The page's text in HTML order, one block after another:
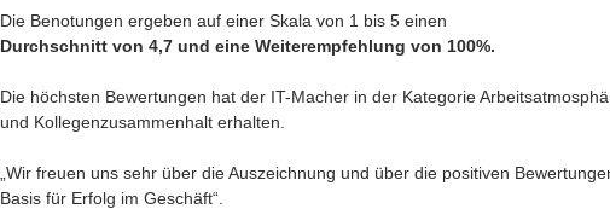
Die Benotungen ergeben auf einer Skala von 1 bis 5 einen
Durchschnitt von 4,7 und eine Weiterempfehlung von 100%.
Die höchsten Bewertungen hat der IT-Macher in der Kategorie
und Kollegenzusammenhalt erhalten.
„Wir freuen uns sehr über die Auszeichnung und über die positiven
Basis für Erfolg im Geschäft“.